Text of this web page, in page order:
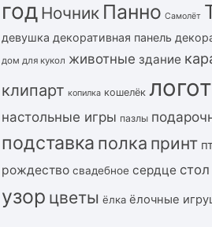
год Ночник Панно Самолёт
девушка декоративная панель
дом для кукол животные здание
клипарт копилка кошелёк
настольные игры пазлы
подставка полка принт
рождество свадебное сердце стол
узор цветы ёлка ёлочные